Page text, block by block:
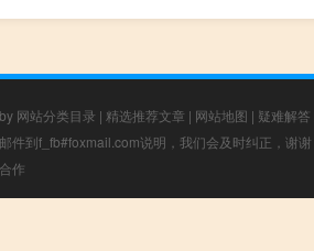
网站分类目录 | 精选推荐文章 | 网站地图 | 疑难解答
件到f_fb#foxmail.com说明，我们会及时纠正，谢谢
作